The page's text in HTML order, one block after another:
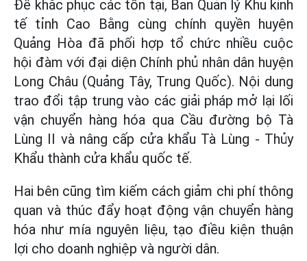
Để khắc phục các tồn tại, Ban Quản lý Khu kinh
tế tỉnh Cao Bằng cùng chính quyền huyện
Quảng Hòa đã phối hợp tổ chức nhiều cuộc
hội đàm với đại diện Chính phủ nhân dân huyện
Long Châu (Quảng Tây, Trung Quốc). Nội dung
trao đổi tập trung vào các giải pháp mở lại lối
vận chuyển hàng hóa qua Cầu đường bộ Tà
Lùng II và nâng cấp cửa khẩu Tà Lùng - Thủy
Khẩu thành cửa khẩu quốc tế.
Hai bên cũng tìm kiếm cách giảm chi phí thông
quan và thúc đẩy hoạt động vận chuyển hàng
hóa như mía nguyên liệu, tạo điều kiện thuận
lợi cho doanh nghiệp và người dân.